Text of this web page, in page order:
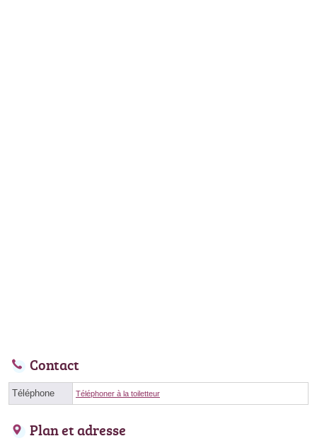
Contact
Téléphone Téléphoner à la toiletteur
Plan et adresse